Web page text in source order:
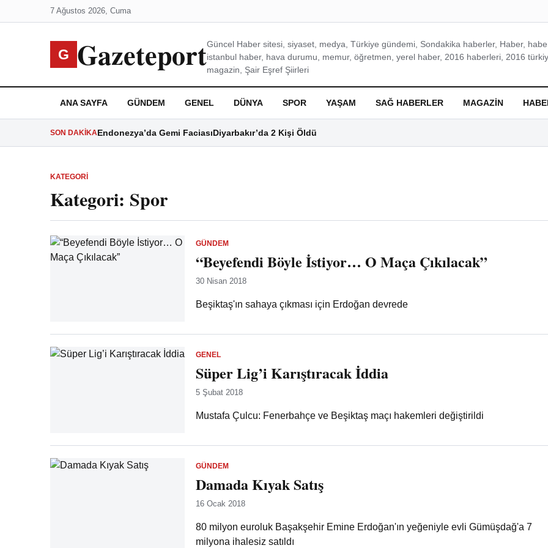
7 Ağustos 2026, Cuma
G GazeteportGüncel Haber sitesi, siyaset, medya, Türkiye gündemi, Sondakika haberler, Haber,
istanbul haber, hava durumu, memur, öğretmen, yerel haber, 2016 haberleri, 2016
magazin, Şair Eşref Şiirleri
ANA SAYFA GÜNDEM GENEL DÜNYA SPOR YAŞAM SAĞ HABERLER MAGAZIN
SON DAKIKAEndonezya’da Gemi FaciasıDiyarbakır’da 2 Kişi Öldü
KATEGORI
Kategori: Spor
GÜNDEM
“Beyefendi Böyle İstiyor… O Maça Çıkılacak”
30 Nisan 2018
Beşiktaş'ın sahaya çıkması için Erdoğan devrede
GENEL
Süper Lig’i Karıştıracak İddia
5 Şubat 2018
Mustafa Çulcu: Fenerbahçe ve Beşiktaş maçı hakemleri değiştirildi
GÜNDEM
Damada Kıyak Satış
16 Ocak 2018
80 milyon euroluk Başakşehir Emine Erdoğan'ın yeğeniyle evli Gümüşdağ'a 7
milyona ihalesiz satıldı